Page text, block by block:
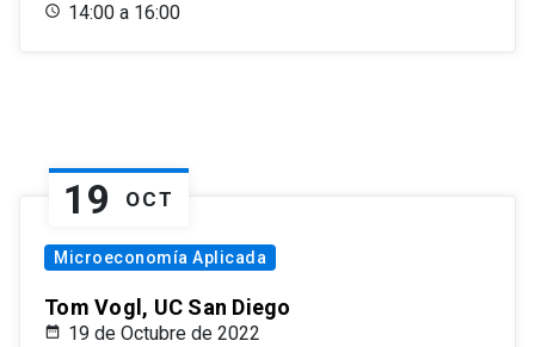
14:00 a 16:00
19 OCT
Microeconomía Aplicada
Tom Vogl, UC San Diego
19 de Octubre de 2022